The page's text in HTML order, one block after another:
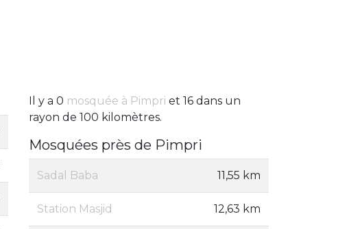
Il y a 0 mosquée à Pimpri et 16 dans un
rayon de 100 kilomètres.
Mosquées près de Pimpri
Sadal Baba 11,55 km
Station Masjid 12,63 km